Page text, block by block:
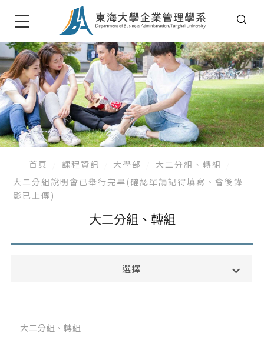
首頁 課程資訊 大學部
大二分組、轉組
大二分組說明會已舉行完畢(確認單請記得填寫、會後錄
影已上傳)
大二分組、轉組
選擇
英文檢定辦法
大二分組、轉組